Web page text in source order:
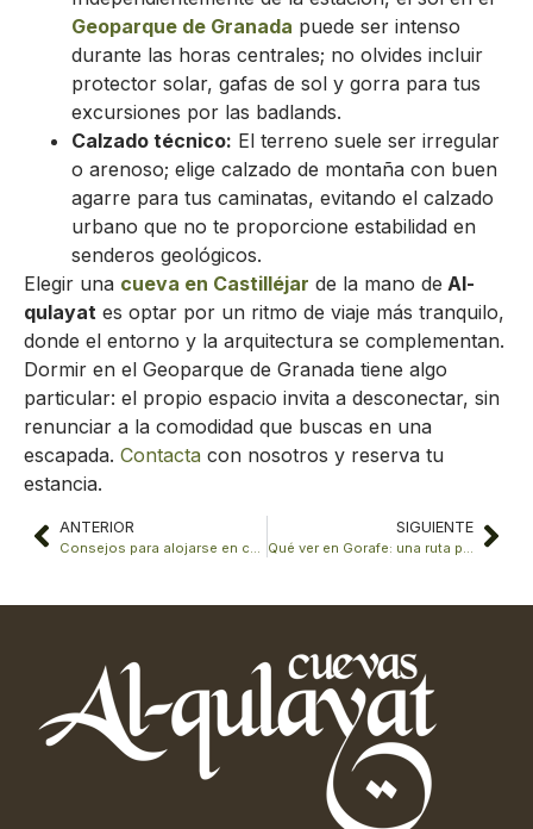
Geoparque de Granada puede ser intenso
durante las horas centrales; no olvides incluir
protector solar, gafas de sol y gorra para tus
excursiones por las badlands.
Calzado técnico: El terreno suele ser irregular
o arenoso; elige calzado de montaña con buen
agarre para tus caminatas, evitando el calzado
urbano que no te proporcione estabilidad en
senderos geológicos.
Elegir una cueva en Castilléjar de la mano de Al-
qulayat es optar por un ritmo de viaje más tranquilo,
donde el entorno y la arquitectura se complementan.
Dormir en el Geoparque de Granada tiene algo
particular: el propio espacio invita a desconectar, sin
renunciar a la comodidad que buscas en una
escapada. Contacta con nosotros y reserva tu
estancia.
ANTERIOR SIGUIENTE